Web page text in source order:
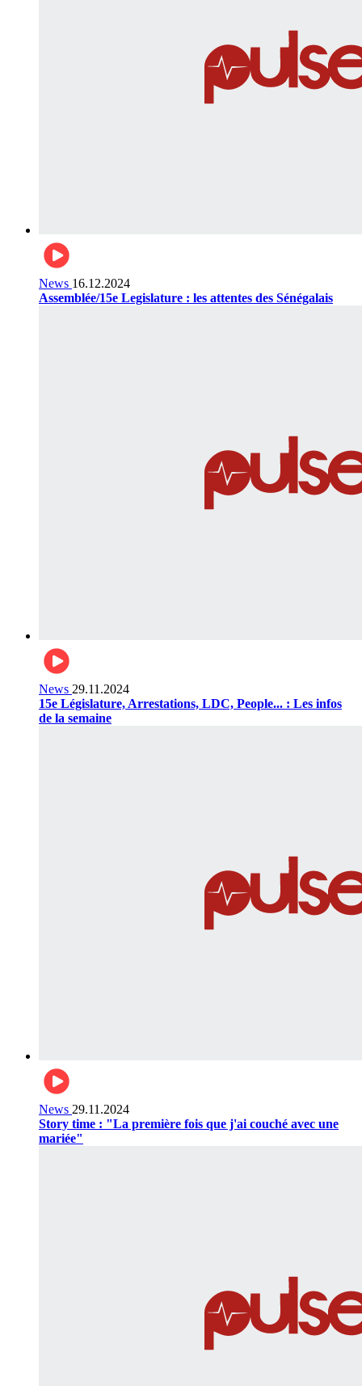
News 16.12.2024
Assemblée/15e Legislature : les attentes des Sénégalais
News 29.11.2024
15e Législature, Arrestations, LDC, People... : Les infos
de la semaine
News 29.11.2024
Story time : "La première fois que j'ai couché avec une
mariée"